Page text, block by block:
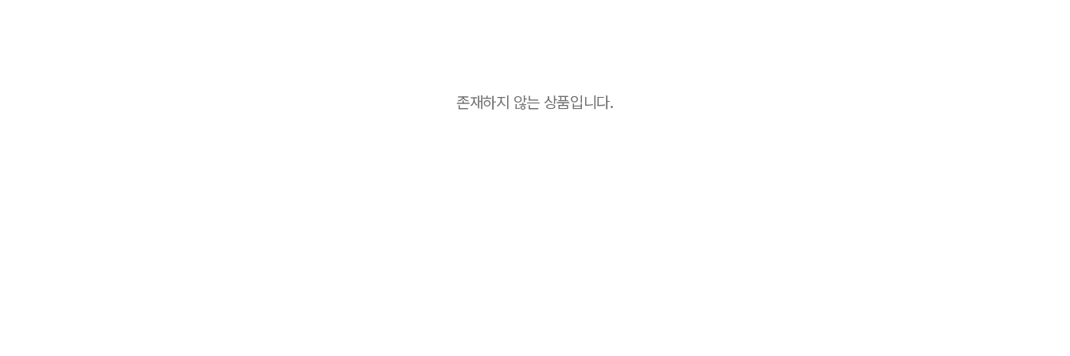
존재하지 않는 상품입니다.